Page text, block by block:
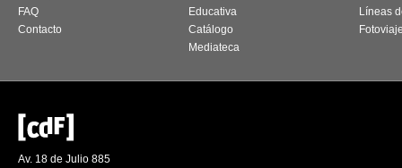
FAQ
Contacto
Educativa
Catálogo
Mediateca
Líneas
Av. 18 de Julio 885